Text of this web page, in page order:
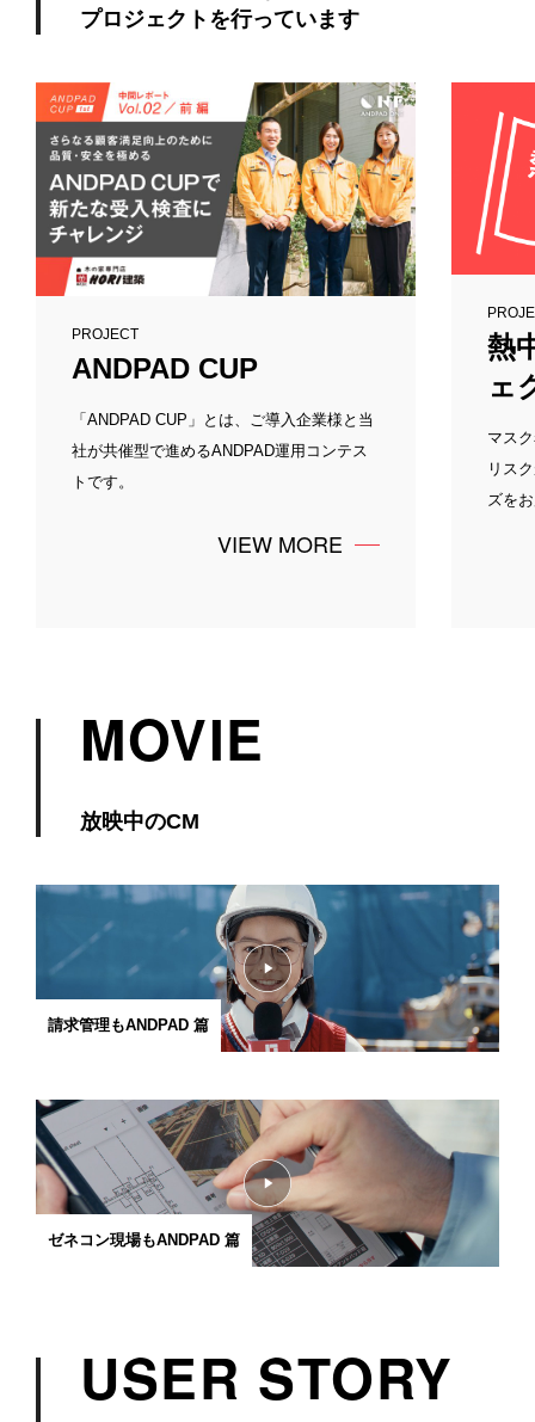
プロジェクトを行っています
PROJECT
ANDPAD CUP
「ANDPAD CUP」とは、ご導入企業様と当
社が共催型で進めるANDPAD運用コンテス
トです。
VIEW MORE
熱
ェ
マス
リス
ズを
MOVIE
放映中のCM
請求管理もANDPAD 篇
ゼネコン現場もANDPAD 篇
USER STORY